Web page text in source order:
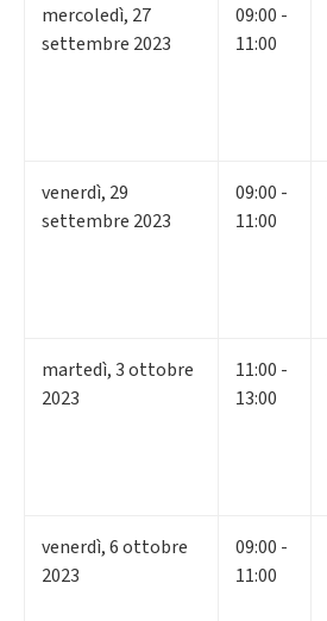
mercoledì, 27
settembre 2023
09:00 -
11:00
venerdì, 29
settembre 2023
09:00 -
11:00
martedì,3ottobre
2023
11:00 -
13:00
venerdì,6ottobre
2023
09:00 -
11:00